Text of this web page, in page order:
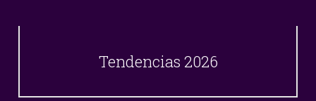
Tendencias 2026